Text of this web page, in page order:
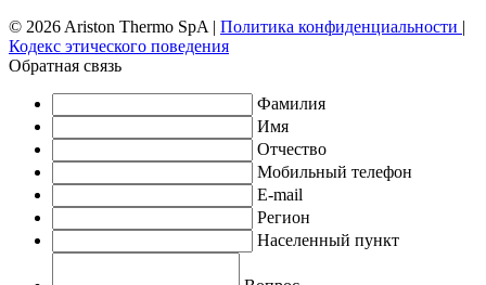
© 2026 Ariston Thermo SpA | Политика конфиденциальности |
Кодекс этического поведения
Обратная связь
Фамилия
Имя
Отчество
Мобильный телефон
E-mail
Регион
Населенный пункт